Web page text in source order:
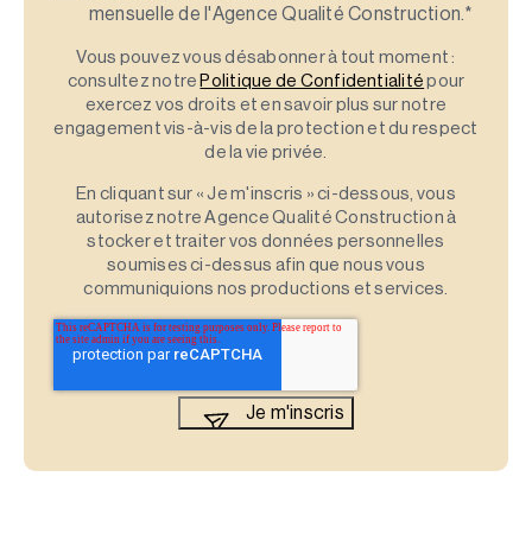
mensuelle de l'Agence Qualité Construction.*
Vous pouvez vous désabonner à tout moment :
consultez notre Politique de Confidentialité pour
exercez vos droits et en savoir plus sur notre
engagement vis-à-vis de la protection et du respect
de la vie privée.
En cliquant sur « Je m'inscris » ci-dessous, vous
autorisez notre Agence Qualité Construction à
stocker et traiter vos données personnelles
soumises ci-dessus afin que nous vous
communiquions nos productions et services.